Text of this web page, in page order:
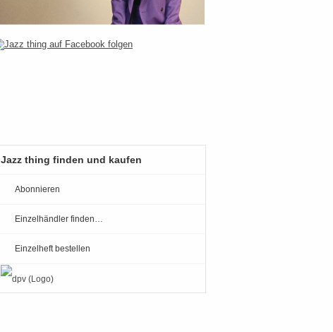
Jazz thing finden und kaufen
Abonnieren
Einzelhändler finden…
Einzelheft bestellen